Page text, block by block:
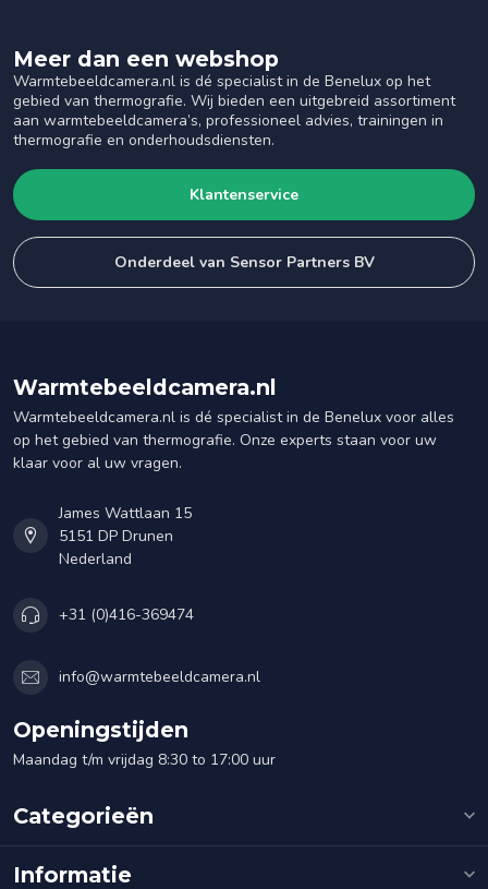
Meer dan een webshop
Warmtebeeldcamera.nl is dé specialist in de Benelux op het
gebied van thermografie. Wij bieden een uitgebreid assortiment
aan warmtebeeldcamera’s, professioneel advies, trainingen in
thermografie en onderhoudsdiensten.
Klantenservice
Onderdeel van Sensor Partners BV
Warmtebeeldcamera.nl
Warmtebeeldcamera.nl is dé specialist in de Benelux voor alles
op het gebied van thermografie. Onze experts staan voor uw
klaar voor al uw vragen.
James Wattlaan 15
5151 DP Drunen
Nederland
+31 (0)416-369474
info@warmtebeeldcamera.nl
Openingstijden
Maandag t/m vrijdag 8:30 to 17:00 uur
Categorieën
Informatie